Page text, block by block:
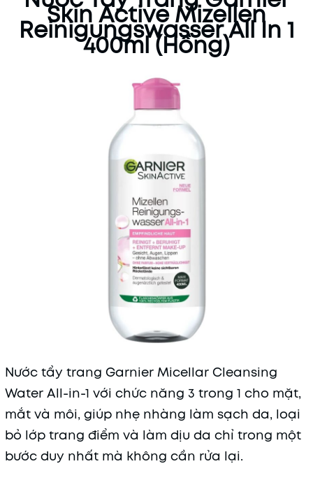
Skin Active Mizellen
Reinigungswasser All In 1
400ml (Hồng)
Nước tẩy trang Garnier Micellar Cleansing
Water All-in-1 với chức năng 3 trong 1 cho mặt,
mắt và môi, giúp nhẹ nhàng làm sạch da, loại
bỏ lớp trang điểm và làm dịu da chỉ trong một
bước duy nhất mà không cần rửa lại.